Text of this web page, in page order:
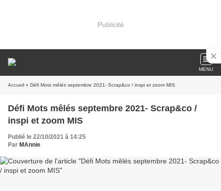
Publicité
MENU
Accueil » Défi Mots mêlés septembre 2021- Scrap&co / inspi et zoom MIS
Défi Mots mêlés septembre 2021- Scrap&co /
inspi et zoom MIS
Publié le 22/10/2021 à 14:25
Par MAnnie